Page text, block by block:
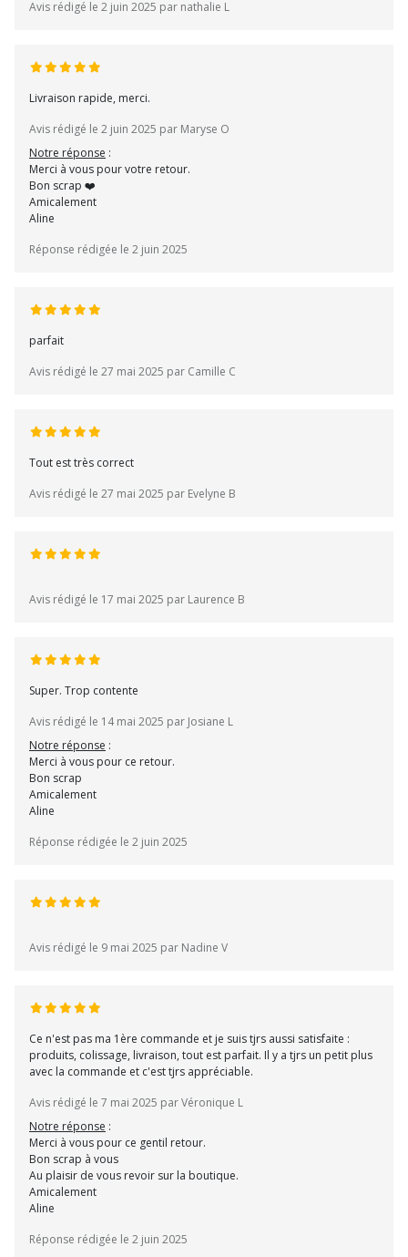
Avis rédigé le 2 juin 2025 par nathalie L
Livraison rapide, merci.
Avis rédigé le 2 juin 2025 par Maryse O
Notre réponse :
Merci à vous pour votre retour.
Bon scrap ❤️
Amicalement
Aline
Réponse rédigée le 2 juin 2025
parfait
Avis rédigé le 27 mai 2025 par Camille C
Tout est très correct
Avis rédigé le 27 mai 2025 par Evelyne B
Avis rédigé le 17 mai 2025 par Laurence B
Super. Trop contente
Avis rédigé le 14 mai 2025 par Josiane L
Notre réponse :
Merci à vous pour ce retour.
Bon scrap
Amicalement
Aline
Réponse rédigée le 2 juin 2025
Avis rédigé le 9 mai 2025 par Nadine V
Ce n'est pas ma 1ère commande et je suis tjrs aussi satisfaite :
produits, colissage, livraison, tout est parfait. Il y a tjrs un petit plus
avec la commande et c'est tjrs appréciable.
Avis rédigé le 7 mai 2025 par Véronique L
Notre réponse :
Merci à vous pour ce gentil retour.
Bon scrap à vous
Au plaisir de vous revoir sur la boutique.
Amicalement
Aline
Réponse rédigée le 2 juin 2025